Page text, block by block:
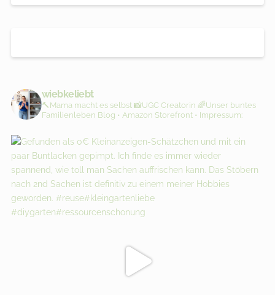
wiebkeliebt
🔨Mama macht es selbst📸UGC Creatorin 🌈Unser buntes
Familienleben Blog • Amazon Storefront • Impressum: